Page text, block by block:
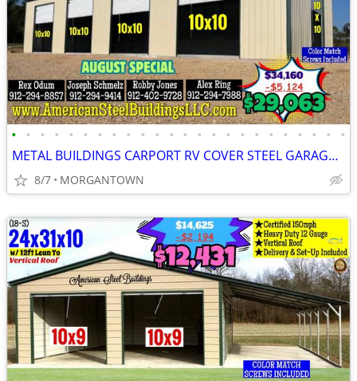
• • • • • • • • • • • • • • • • • • • • • • • •
METAL BUILDINGS CARPORT RV COVER STEEL GARAGE METAL BUILDING POLE BARN
8/7 MORGANTOWN